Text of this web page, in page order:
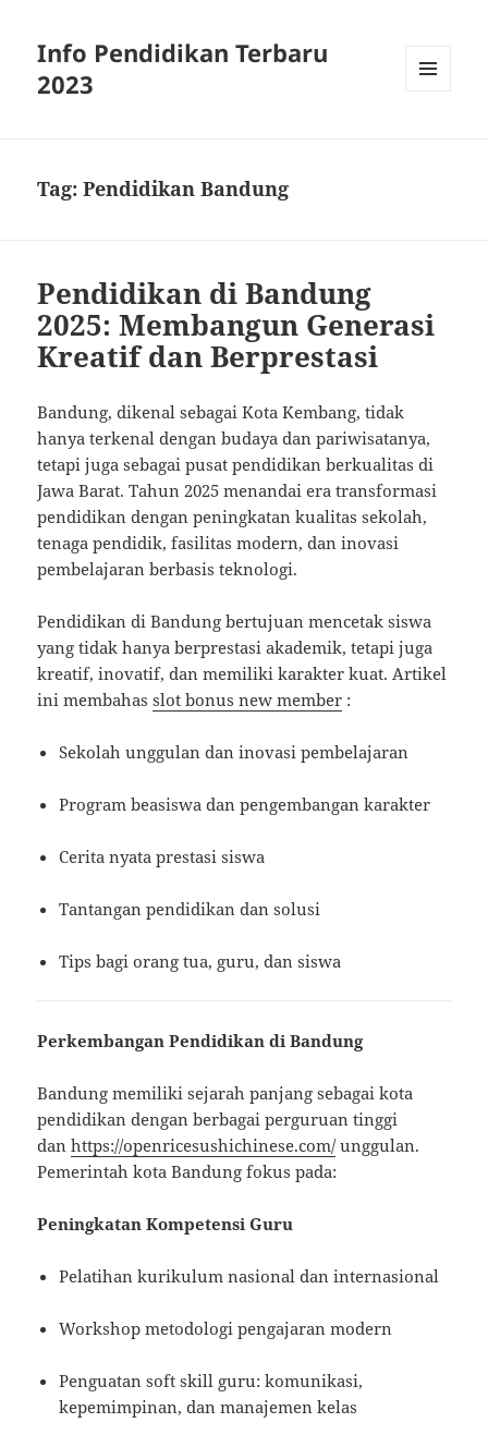
Info Pendidikan Terbaru
2023
Tag:Pendidikan Bandung
Pendidikan di Bandung
2025: Membangun Generasi
Kreatif dan Berprestasi
Bandung, dikenal sebagai Kota Kembang, tidak
hanya terkenal dengan budaya dan pariwisatanya,
tetapi juga sebagai pusat pendidikan berkualitas di
Jawa Barat. Tahun 2025 menandai era transformasi
pendidikan dengan peningkatan kualitas sekolah,
tenaga pendidik, fasilitas modern, dan inovasi
pembelajaran berbasis teknologi.
Pendidikan di Bandung bertujuan mencetak siswa
yang tidak hanya berprestasi akademik, tetapi juga
kreatif, inovatif, dan memiliki karakter kuat. Artikel
ini membahasslot bonus new member :
Sekolah unggulan dan inovasi pembelajaran
Program beasiswa dan pengembangan karakter
Cerita nyata prestasi siswa
Tantangan pendidikan dan solusi
Tips bagi orang tua, guru, dan siswa
Perkembangan Pendidikan di Bandung
Bandung memiliki sejarah panjang sebagai kota
pendidikan dengan berbagai perguruan tinggi
danhttps://openricesushichinese.com/unggulan.
Pemerintah kota Bandung fokus pada:
Peningkatan Kompetensi Guru
Pelatihan kurikulum nasional dan internasional
Workshop metodologi pengajaran modern
Penguatan soft skill guru: komunikasi,
kepemimpinan, dan manajemen kelas